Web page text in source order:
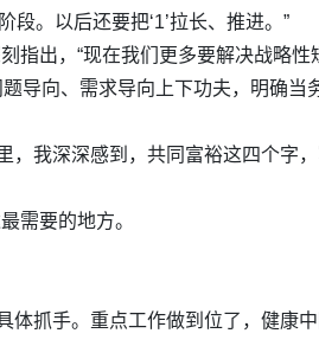
段。以后还要把‘1’拉长、推进。”
指出，“现在我们更多要解决战略
导向、需求导向上下功夫，明确当
我深深感到，共同富裕这四个字
需要的地方。
体抓手。重点工作做到位了，健康